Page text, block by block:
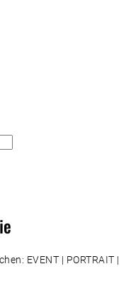
EVENT | PORTRAIT |